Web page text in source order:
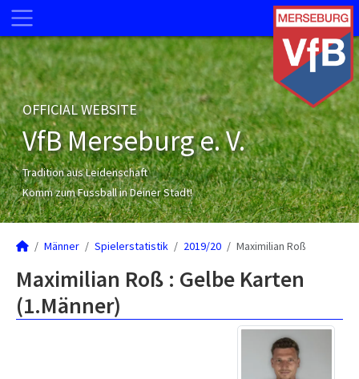
OFFICIAL WEBSITE
VfB Merseburg e. V.
Tradition aus Leidenschaft
Komm zum Fussball in Deiner Stadt!
Männer Spielerstatistik 2019/20 Maximilian Roß
Maximilian Roß : Gelbe Karten
(1.Männer)